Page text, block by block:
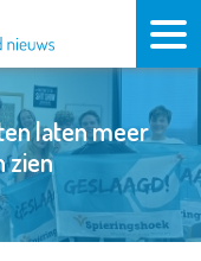
laten meer
zien